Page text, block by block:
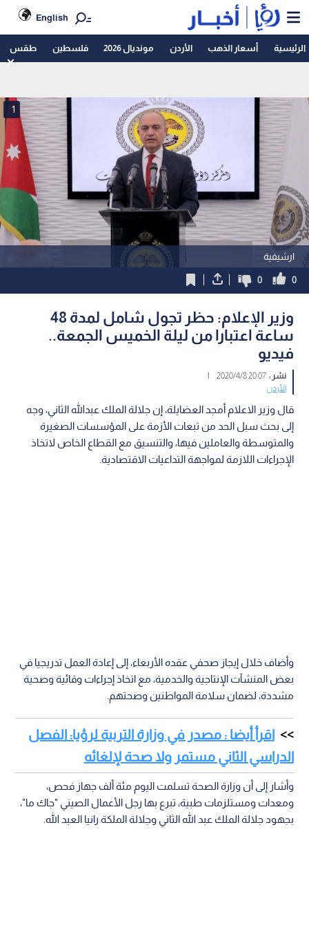
English
الرئيسية أسعار الذهب الأردن مونديال 2026 فلسطين طقس
ارشيفية
1
0
0
وزير الإعلام: حظر تجول شامل لمدة 48
ساعة اعتبارا من ليلة الخميس الجمعة..
فيديو
نشر :20:07 2020/4/8
|
الأردن
قال وزير الاعلام أمجد العضايلة، إن جلالة الملك عبدالله الثاني، وجه
إلى بحث سبل الحد من تبعات الأزمة على المؤسسات الصغيرة
والمتوسطة والعاملين فيها، والتنسيق مع القطاع الخاص لاتخاذ
الإجراءات اللازمة لمواجهة التداعيات الاقتصادية.
وأضاف خلال إيجاز صحفي عقده الأربعاء، إلى إعادة العمل تدريجيا في
بعض المنشآت الإنتاجية والخدمية، مع اتخاذ إجراءات وقائية وصحية
مشددة، لضمان سلامة المواطنين وصحتهم.
اقرأ أيضا : مصدر في وزارة التربية لرؤيا: الفصل
الدراسي الثاني مستمر ولا صحة لإلغائه
وأشار إلى أن وزارة الصحة تسلمت اليوم مئة ألف جهاز فحص،
ومعدات ومستلزمات طبية، تبرع بها رجل الأعمال الصيني "جاك ما"،
بجهود جلالة الملك عبد الله الثاني وجلالة الملكة رانيا العبد الله.